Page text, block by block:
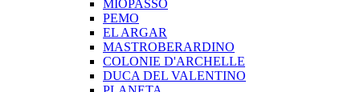
MIOPASSO
PEMO
EL ARGAR
MASTROBERARDINO
COLONIE D'ARCHELLE
DUCA DEL VALENTINO